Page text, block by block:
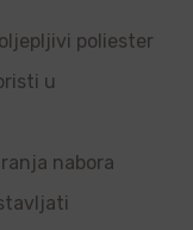
poliester
u
nabora